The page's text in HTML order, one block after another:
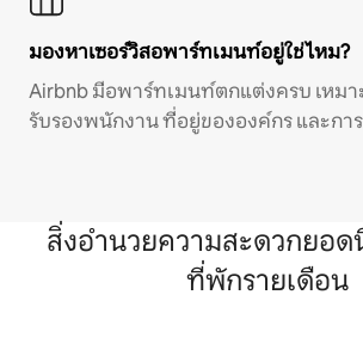
มองหาเซอร์วิสอพาร์ทเมนท์อยู่ใช่ไหม?
Airbnb มีอพาร์ทเมนท์ตกแต่งครบ เหมา
รับรองพนักงาน ที่อยู่ขององค์กร และกา
สิ่งอำนวยความสะดวกยอ
ที่พักรายเดือน